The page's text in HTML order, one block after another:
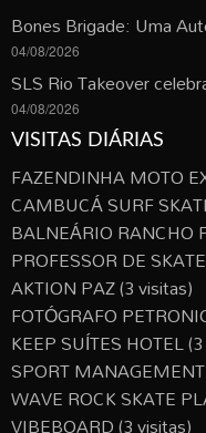
Bones Brigade: Uma
04/08/2026
SLS Rio Takeover
04/08/2026
VISITAS DIÁRIAS
FAZENDINHA MOTO
CAMBUCÁ SURF
BALNEÁRIO RANCHO
PROFESSOR DE SKATE
AKTION PAZ(3 visitas)
FOTÓGRAFO
KEEP SUÍTES HOTEL
SPORT
WAVE ROCK SKATE